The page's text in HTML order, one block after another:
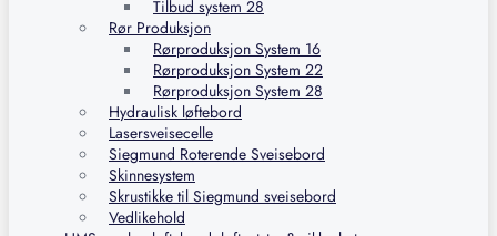
Tilbud system 28
Rør Produksjon
Rørproduksjon System 16
Rørproduksjon System 22
Rørproduksjon System 28
Hydraulisk løftebord
Lasersveisecelle
Siegmund Roterende Sveisebord
Skinnesystem
Skrustikke til Siegmund sveisebord
Vedlikehold